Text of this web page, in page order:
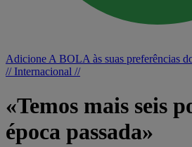
Adicione A BOLA às suas preferências
// Internacional //
«Temos mais seis
época passada»